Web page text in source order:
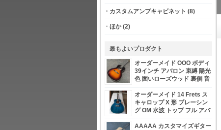
カスタムアンプキャビネット (8)
ほか (2)
最もよいプロダクト
オーダーメイド OOO ボディ
39インチ アバロン 束縛 陽光
色 固いローズウッド 裏側 音
を受け入れる
オーダーメイド 14 Frets ス
キャロップ X 形 ブレーシン
グ OM 水波 トップ フル アバ
図形 メイプル アコースト
AAAAA カスタマイズギター